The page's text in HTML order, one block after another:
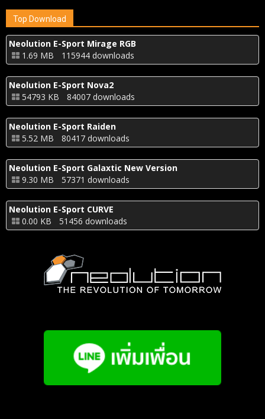
Top Download
Neolution E-Sport Mirage RGB
1.69 MB
115944 downloads
Neolution E-Sport Nova2
54793 KB
84007 downloads
Neolution E-Sport Raiden
5.52 MB
80417 downloads
Neolution E-Sport Galaxtic New Version
9.30 MB
57371 downloads
Neolution E-Sport CURVE
0.00 KB
51456 downloads